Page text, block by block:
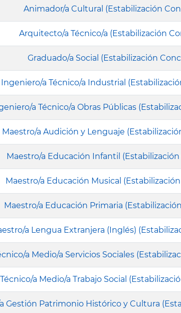
Animador/a Cultural (Estabilización
Arquitecto/a Técnico/a (Estabilización
Graduado/a Social (Estabilización
Ingeniero/a Técnico/a Industrial
a Técnico/a Obras Públicas
Maestro/a Audición y Lenguaje
Maestro/a Educación Infantil
Maestro/a Educación Musical
Maestro/a Educación Primaria
a Lengua Extranjera (Inglés)
a Medio/a Servicios Sociales
Técnico/a Medio/a Trabajo Social
Gestión Patrimonio Histórico y Cultura